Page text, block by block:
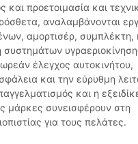
προετοιμασία και
αναλαμβάνονται
αμορτισέρ, συμπλέκτη,
έλεγχος αυτοκινήτου,
και την εύρυθμη
και η
μάρκες συνεισφέρουν στη
για τους πελάτες.